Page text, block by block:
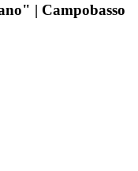
| Campobasso